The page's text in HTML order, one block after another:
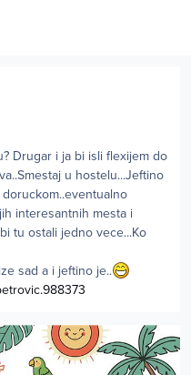
Drugar i ja bi isli flexijem do
u hostelu...Jeftino
interesantnih mesta i
tu ostali jedno vece...Ko
sad a i jeftino je..